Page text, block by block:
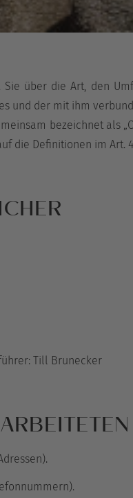
über die Art, den
und der mit ihm
bezeichnet als
die Definitionen im Art.
Till Brunecker